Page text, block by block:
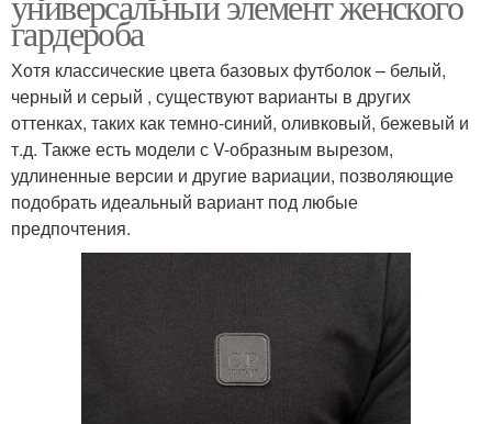
гардероба
Хотя классические цвета базовых футболок – белый,
черный и серый , существуют варианты в других
оттенках, таких как темно-синий, оливковый, бежевый и
т.д. Также есть модели с V-образным вырезом,
удлиненные версии и другие вариации, позволяющие
подобрать идеальный вариант под любые
предпочтения.